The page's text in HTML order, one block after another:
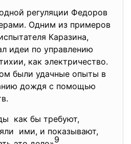
регуляции Федоров
Одним из примеров
Каразина,
идеи по управлению
как электричество.
были удачные опыты в
дождя с помощью
как бы требуют,
ими, и показывают,
9